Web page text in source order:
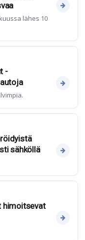
lähes 10
-
sähköllä
himoitsevat